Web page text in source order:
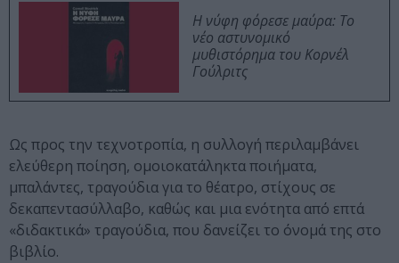
Η νύφη φόρεσε μαύρα: Το
νέο αστυνομικό
μυθιστόρημα του Κορνέλ
Γούλριτς
Ως προς την τεχνοτροπία, η συλλογή περιλαμβάνει
ελεύθερη ποίηση, ομοιοκατάληκτα ποιήματα,
μπαλάντες, τραγούδια για το θέατρο, στίχους σε
δεκαπεντασύλλαβο, καθώς και μια ενότητα από επτά
«διδακτικά» τραγούδια, που δανείζει το όνομά της στο
βιβλίο.